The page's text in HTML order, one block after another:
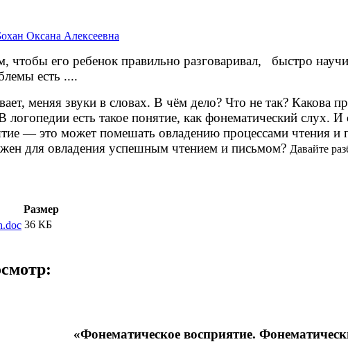
Оксана Алексеевна
чтобы его ребенок правильно разговаривал, быстро
есть ....
меняя звуки в словах. В чём дело? Что не так? Какова
есть такое понятие, как фонематический слух. И
— это может помешать овладению процессами чтения и
для овладения успешным чтением и письмом? Давайте
Размер
36 КБ
«Фонематическое восприятие.